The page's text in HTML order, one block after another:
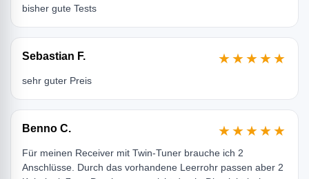
bisher gute Tests
Sebastian F. ★★★★★
sehr guter Preis
Benno C. ★★★★★
Für meinen Receiver mit Twin-Tuner brauche ich 2
Anschlüsse. Durch das vorhandene Leerrohr passen aber 2